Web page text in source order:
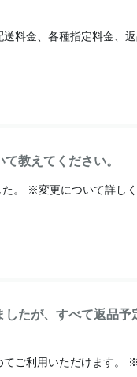
料金、各種指定料金、
教えてください。
。 ※変更について詳し
たが、すべて返品予
ご利用いただけます。